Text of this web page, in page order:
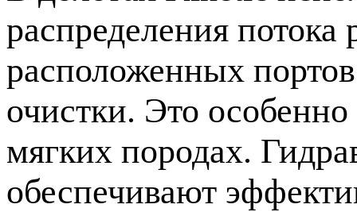
распределения
расположенных
очистки. Это
мягких породах.
обеспечивают